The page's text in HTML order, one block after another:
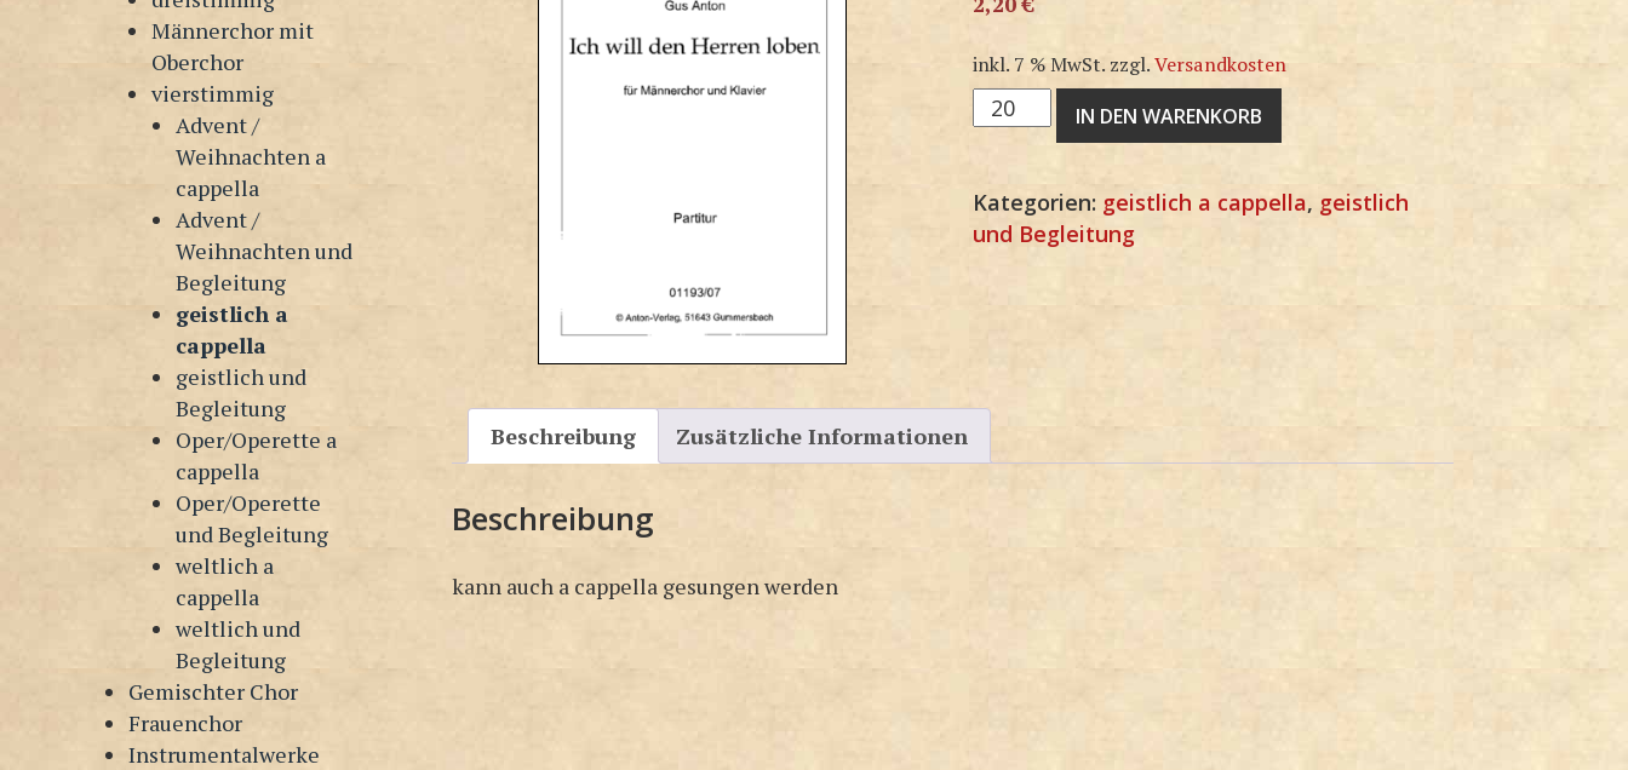
Männerchor mit
Oberchor
vierstimmig
Advent /
Weihnachten a
cappella
Advent /
Weihnachten und
Begleitung
geistlich a
cappella
geistlich und
Begleitung
Oper/Operette a
cappella
Oper/Operette
und Begleitung
weltlich a
cappella
weltlich und
Begleitung
Gemischter Chor
Frauenchor
Instrumentalwerke
inkl. 7 % MwSt. zzgl.Versandkosten
M1193SP
Menge
IN DEN WARENKORB
Kategorien: geistlich a cappella, geistlich
und Begleitung
Beschreibung Zusätzliche Informationen
Beschreibung
kann auch a cappella gesungen werden